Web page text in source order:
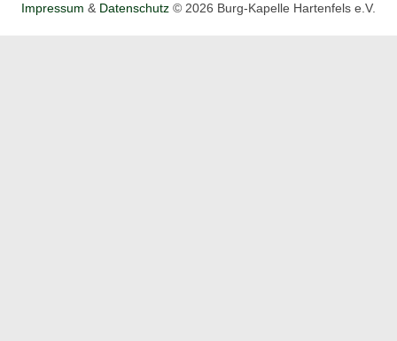
Impressum & Datenschutz © 2026 Burg-Kapelle Hartenfels e.V.